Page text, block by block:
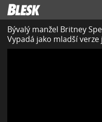
Bývalý manžel Britney
Vypadá jako mladší verze